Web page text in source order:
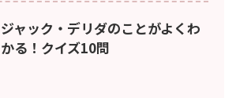
ジャック・デリダのことがよくわ
かる！クイズ10問